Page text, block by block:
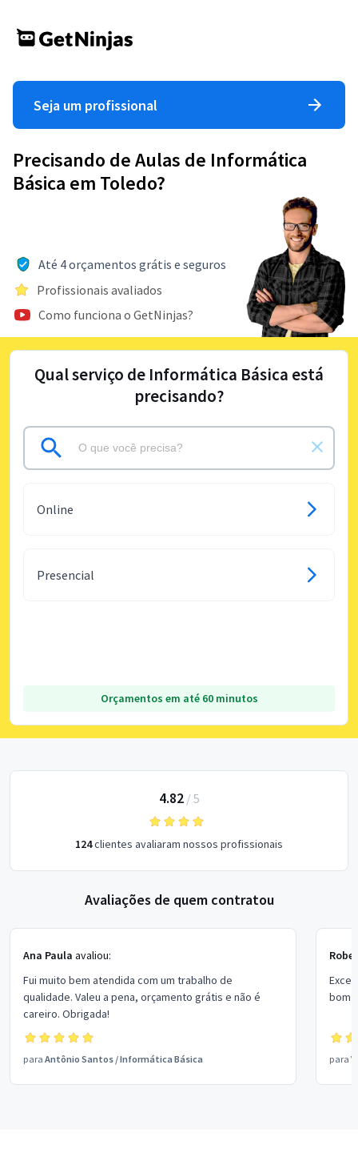
Seja um profissional
Precisando de Aulas de Informática
Básica em Toledo?
Até 4 orçamentos grátis e seguros
Profissionais avaliados
Como funciona o GetNinjas?
Qual serviço de Informática Básica está
precisando?
Online
Presencial
Orçamentos em até 60 minutos
4.82/ 5
124clientes avaliaram nossos profissionais
Avaliações de quem contratou
Ana Paula avaliou:
Fui muito bem atendida com um trabalho de
qualidade. Valeu a pena, orçamento grátis e não é
careiro. Obrigada!
para Antônio Santos /Informática Básica
bom
para